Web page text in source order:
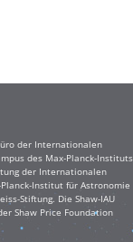
der Internationalen
des Max-Planck-Instituts
der Internationalen
Institut für Astronomie
Stiftung. Die Shaw-IAU
Shaw Price Foundation